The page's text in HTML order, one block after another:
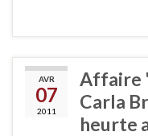
AVR
07
2011
Affaire
Carla
heurte